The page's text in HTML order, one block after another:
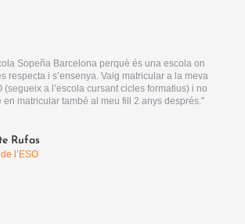
Sopeña Barcelona perquè és una escola on
respecta i s’ensenya. Vaig matricular a la meva
(segueix a l’escola cursant cicles formatius) i no
en matricular també al meu fill 2 anys després."
Rufas
l’ESO